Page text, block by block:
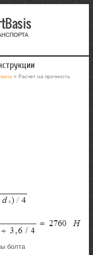
» Расчет на прочность
болта